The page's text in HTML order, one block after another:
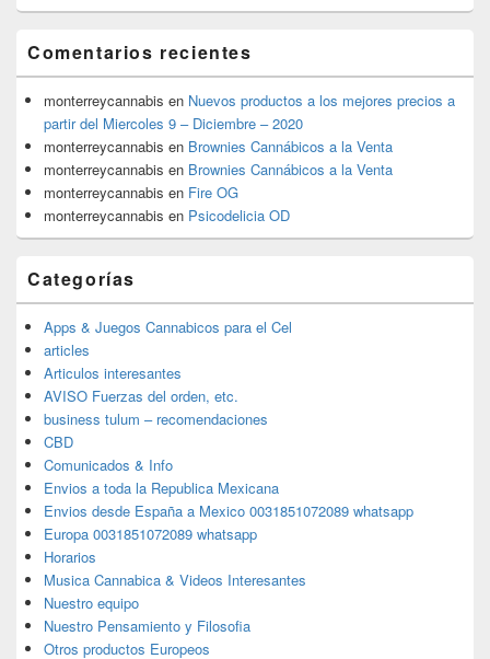
Comentarios recientes
monterreycannabis en Nuevos productos a los mejores precios a
partir del Miercoles 9 – Diciembre – 2020
monterreycannabis en Brownies Cannábicos a la Venta
monterreycannabis en Brownies Cannábicos a la Venta
monterreycannabis en Fire OG
monterreycannabis en Psicodelicia OD
Categorías
Apps & Juegos Cannabicos para el Cel
articles
Articulos interesantes
AVISO Fuerzas del orden, etc.
business tulum – recomendaciones
CBD
Comunicados & Info
Envios a toda la Republica Mexicana
Envios desde España a Mexico 0031851072089 whatsapp
Europa 0031851072089 whatsapp
Horarios
Musica Cannabica & Videos Interesantes
Nuestro equipo
Nuestro Pensamiento y Filosofia
Otros productos Europeos